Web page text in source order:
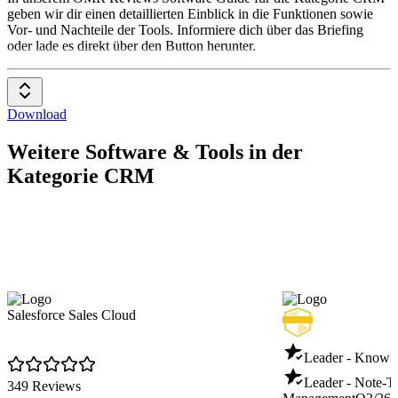
geben wir dir einen detaillierten Einblick in die Funktionen sowie
Vor- und Nachteile der Tools. Informiere dich über das Briefing
oder lade es direkt über den Button herunter.
Download
Weitere Software & Tools in der
Kategorie CRM
Salesforce Sales Cloud
349 Reviews
Leader -
Leader - Note-